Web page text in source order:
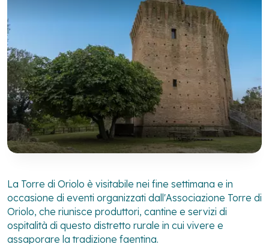
La Torre di Oriolo è visitabile nei fine settimana e in
occasione di eventi organizzati dall'Associazione Torre di
Oriolo, che riunisce produttori, cantine e servizi di
ospitalità di questo distretto rurale in cui vivere e
assaporare la tradizione faentina.